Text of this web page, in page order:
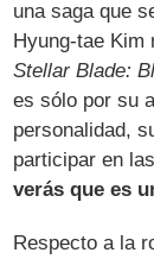
una saga que
Hyung-tae Kim
Stellar Blade:
es sólo por su
personalidad,
participar en
verás que es
Respecto a la